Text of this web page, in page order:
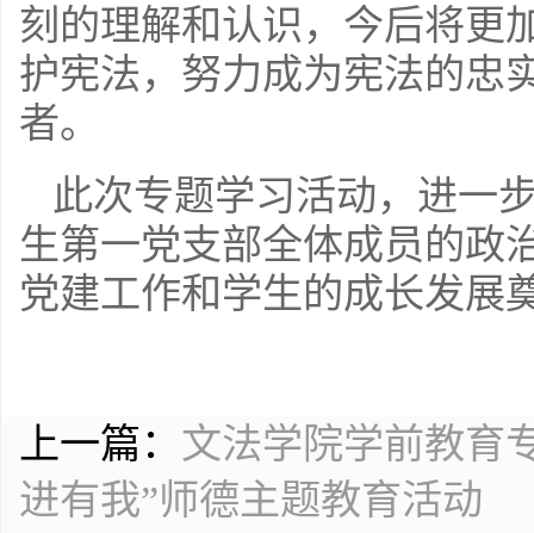
刻的理解和认识，今后将更
护宪法，努力成为宪法的忠
者。
此次专题学习活动，进一
生第一党支部全体成员的政
党建工作和学生的成长发展
上一篇： 文法学院学前教育
进有我”师德主题教育活动